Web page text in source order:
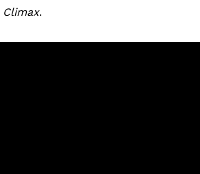
Climax.